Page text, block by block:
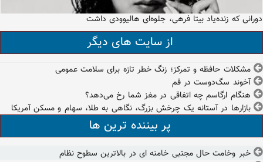
دورانی که زنده‌یاد بیتا فرهی، جلوه‌ای هالیوودی داشت
از سایت های دیگر
مشکلات حافظه و تمرکز؛ زنگ خطر تازه برای سلامت عمومی
آخوند سگ‌دوست در قم
هنگام ارگاسم چه اتفاقی در مغز شما رخ می‌دهد؟
بازارها در آستانه یک چرخش بزرگ، نگاهی به طلا، سهام و مسکن آمریکا
پر بیننده ترین ها
خبر وخامت حال مجتبی خامنه ای در بالاترین سطوح نظام